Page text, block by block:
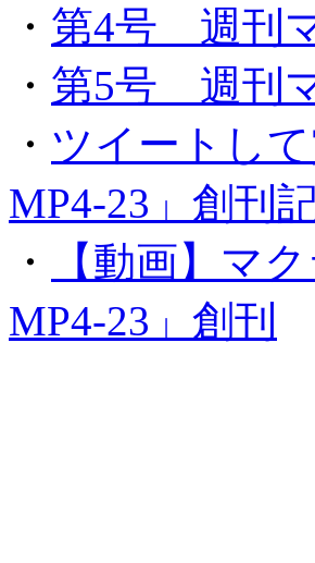
・ 第4号 週刊
・ 第5号 週刊
・ ツイートし
MP4-23」創刊
・
【動画】マ
MP4-23」創刊